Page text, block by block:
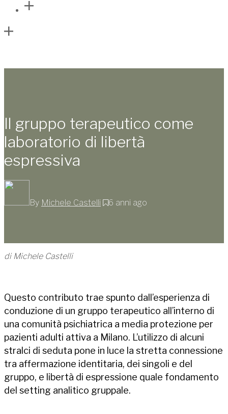
Il gruppo terapeutico come
laboratorio di libertà
espressiva
By Michele Castelli 6 anni ago
di Michele Castelli
Questo contributo trae spunto dall’esperienza di
conduzione di un gruppo terapeutico all’interno di
una comunità psichiatrica a media protezione per
pazienti adulti attiva a Milano. L’utilizzo di alcuni
stralci di seduta pone in luce la stretta connessione
tra affermazione identitaria, dei singoli e del
gruppo, e libertà di espressione quale fondamento
del setting analitico gruppale.